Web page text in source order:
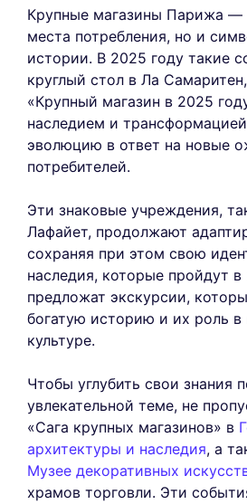
Крупные магазины Парижа —
места потребления, но и
истории. В 2025 году такие
круглый стол в Ла
«Крупный магазин в 2025
наследием и
эволюцию в ответ на новые
потребителей.
Эти знаковые учреждения,
Лафайет, продолжают
сохраняя при этом свою
наследия, которые пройдут в
предложат экскурсии,
богатую историю и их роль
культуре.
Чтобы углубить свои знания
увлекательной теме, не
«Сага крупных магазинов» в
архитектуры и наследия, а
Музее декоративных
храмов торговли. Эти